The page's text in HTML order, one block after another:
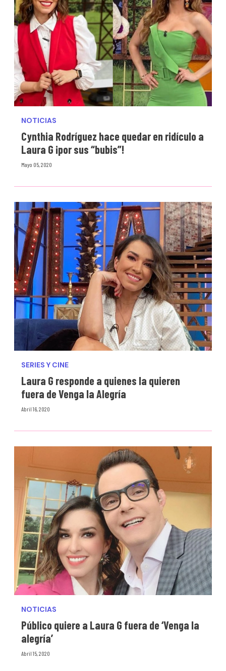
NOTICIAS
Cynthia Rodríguez hace quedar en ridículo a
Laura G ¡por sus “bubis”!
Mayo 05, 2020
SERIES Y CINE
Laura G responde a quienes la quieren
fuera de Venga la Alegría
Abril 16, 2020
NOTICIAS
Público quiere a Laura G fuera de ‘Venga la
alegría’
Abril 15, 2020